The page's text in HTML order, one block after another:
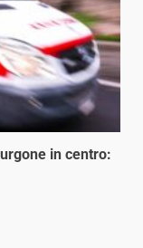
in centro: